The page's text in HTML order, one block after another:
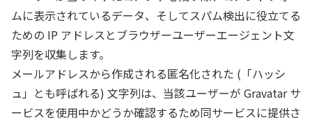
ムに表示されているデータ、そしてスパム検出に役立てる
ための IP アドレスとブラウザーユーザーエージェント文
字列を収集します。
メールアドレスから作成される匿名化された (「ハッシ
ュ」とも呼ばれる) 文字列は、当該ユーザーが Gravatar サ
ービスを使用中かどうか確認するため同サービスに提供さ